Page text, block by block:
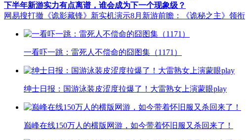
下半年新游实力有点离谱，谁会成为下一个现象级？
网易搜打撤《诡影藏锋》新实机演示8月新游前瞻：《诡秘之主》领衔
一看吓一跳：雷死人不偿命的囧图集（1171）
绅士日报：国游泳装皮涩度拉爆了！大雷熟女上演蒙眼play
巅峰在线150万人的横版网游，如今带着怀旧服又杀回来了！